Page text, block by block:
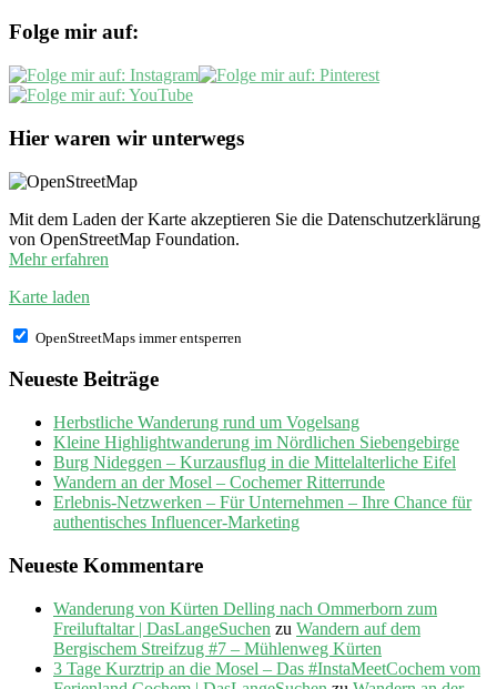
Folge mir auf:
Hier waren wir unterwegs
Mit dem Laden der Karte akzeptieren Sie die Datenschutzerklärung
von OpenStreetMap Foundation.
Mehr erfahren
Karte laden
OpenStreetMaps immer entsperren
Neueste Beiträge
Herbstliche Wanderung rund um Vogelsang
Kleine Highlightwanderung im Nördlichen Siebengebirge
Burg Nideggen – Kurzausflug in die Mittelalterliche Eifel
Wandern an der Mosel – Cochemer Ritterrunde
Erlebnis-Netzwerken – Für Unternehmen – Ihre Chance für
authentisches Influencer-Marketing
Neueste Kommentare
Wanderung von Kürten Delling nach Ommerborn zum
Freiluftaltar | DasLangeSuchen zu Wandern auf dem
Bergischem Streifzug #7 – Mühlenweg Kürten
3 Tage Kurztrip an die Mosel – Das #InstaMeetCochem vom